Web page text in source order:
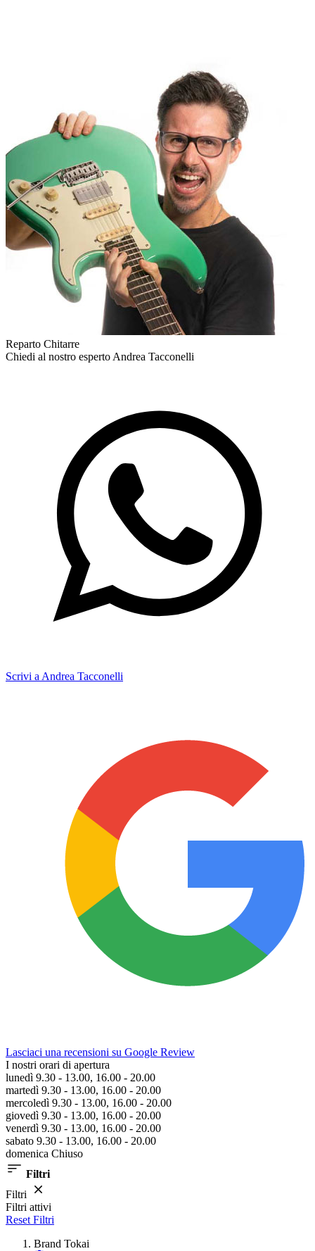
Reparto Chitarre
Chiedi al nostro esperto Andrea Tacconelli
Scrivi a Andrea Tacconelli
Lasciaci una recensioni su Google Review
I nostri orari di apertura
lunedì 9.30 - 13.00, 16.00 - 20.00
martedì 9.30 - 13.00, 16.00 - 20.00
mercoledì 9.30 - 13.00, 16.00 - 20.00
giovedì 9.30 - 13.00, 16.00 - 20.00
venerdì 9.30 - 13.00, 16.00 - 20.00
sabato 9.30 - 13.00, 16.00 - 20.00
domenica Chiuso
Filtri
Filtri
Filtri attivi
Reset Filtri
Brand Tokai